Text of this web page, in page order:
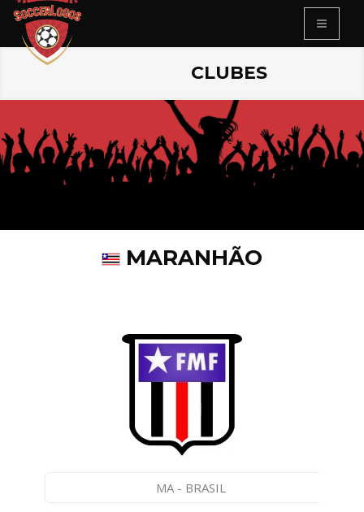
CLUBES
MARANHÃO
MA - BRASIL